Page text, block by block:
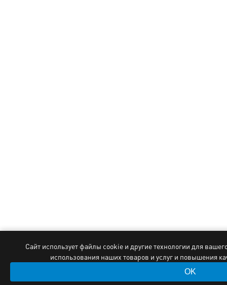
Сайт использует файлы cookie и другие технологии для
использования наших товаров и услуг и повышения
OK